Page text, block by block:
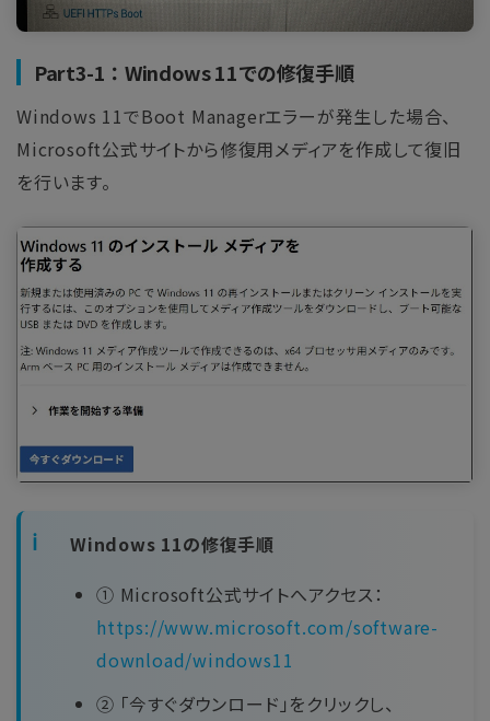
Part3-1：Windows 11での修復手順
Windows 11でBoot Managerエラーが発生した場合、
Microsoft公式サイトから修復用メディアを作成して復旧
を行います。
Windows 11の修復手順
① Microsoft公式サイトへアクセス：
https://www.microsoft.com/software-
download/windows11
② 「今すぐダウンロード」をクリックし、